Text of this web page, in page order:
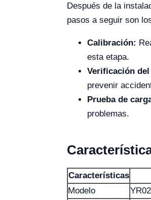
Después de la
pasos a seguir son
Calibración:
esta etapa.
Verificación
prevenir
Prueba de
problemas.
Características
Modelo